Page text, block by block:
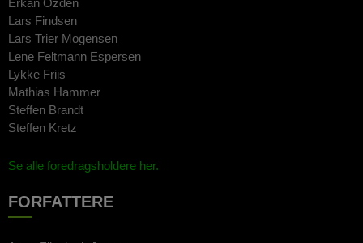
Erkan Özden
Lars Findsen
Lars Trier Mogensen
Lene Feltmann Espersen
Lykke Friis
Mathias Hammer
Steffen Brandt
Steffen Kretz
Se alle foredragsholdere her.
FORFATTERE